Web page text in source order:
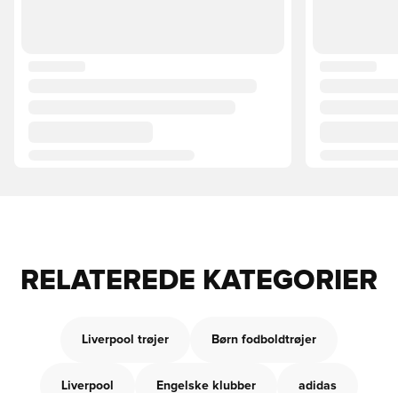
RELATEREDE KATEGORIER
Liverpool trøjer Børn fodboldtrøjer
Liverpool Engelske klubber adidas